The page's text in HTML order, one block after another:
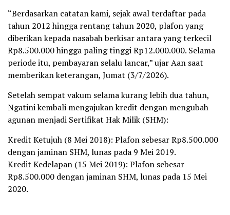
“Berdasarkan catatan kami, sejak awal terdaftar pada
tahun 2012 hingga rentang tahun 2020, plafon yang
diberikan kepada nasabah berkisar antara yang terkecil
Rp8.500.000 hingga paling tinggi Rp12.000.000. Selama
periode itu, pembayaran selalu lancar,” ujar Aan saat
memberikan keterangan, Jumat (3/7/2026).
Setelah sempat vakum selama kurang lebih dua tahun,
Ngatini kembali mengajukan kredit dengan mengubah
agunan menjadi Sertifikat Hak Milik (SHM):
Kredit Ketujuh (8 Mei 2018): Plafon sebesar Rp8.500.000
dengan jaminan SHM, lunas pada 9 Mei 2019.
Kredit Kedelapan (15 Mei 2019): Plafon sebesar
Rp8.500.000 dengan jaminan SHM, lunas pada 15 Mei
2020.